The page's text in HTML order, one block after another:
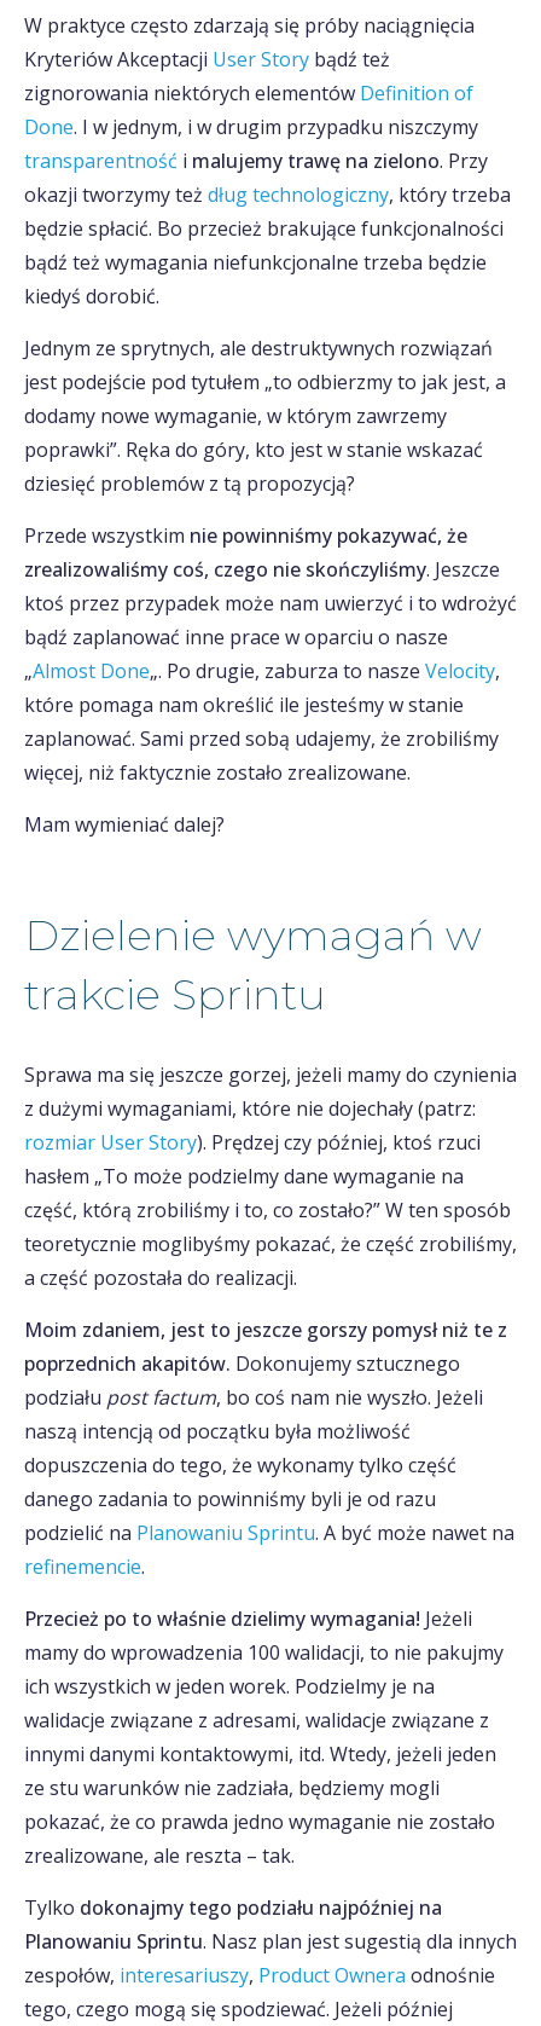
W praktyce często zdarzają się próby naciągnięcia
Kryteriów Akceptacji User Story bądź też
zignorowania niektórych elementów Definition of
Done. I w jednym, i w drugim przypadku niszczymy
transparentność i malujemy trawę na zielono. Przy
okazji tworzymy też dług technologiczny, który trzeba
będzie spłacić. Bo przecież brakujące funkcjonalności
bądź też wymagania niefunkcjonalne trzeba będzie
kiedyś dorobić.
Jednym ze sprytnych, ale destruktywnych rozwiązań
jest podejście pod tytułem „to odbierzmy to jak jest, a
dodamy nowe wymaganie, w którym zawrzemy
poprawki”. Ręka do góry, kto jest w stanie wskazać
dziesięć problemów z tą propozycją?
Przede wszystkim nie powinniśmy pokazywać, że
zrealizowaliśmy coś, czego nie skończyliśmy. Jeszcze
ktoś przez przypadek może nam uwierzyć i to wdrożyć
bądź zaplanować inne prace w oparciu o nasze
„Almost Done„. Po drugie, zaburza to nasze Velocity,
które pomaga nam określić ile jesteśmy w stanie
zaplanować. Sami przed sobą udajemy, że zrobiliśmy
więcej, niż faktycznie zostało zrealizowane.
Mam wymieniać dalej?
Dzielenie wymagań w
trakcie Sprintu
Sprawa ma się jeszcze gorzej, jeżeli mamy do czynienia
z dużymi wymaganiami, które nie dojechały (patrz:
rozmiar User Story). Prędzej czy później, ktoś rzuci
hasłem „To może podzielmy dane wymaganie na
część, którą zrobiliśmy i to, co zostało?” W ten sposób
teoretycznie moglibyśmy pokazać, że część zrobiliśmy,
a część pozostała do realizacji.
Moim zdaniem, jest to jeszcze gorszy pomysł niż te z
poprzednich akapitów. Dokonujemy sztucznego
podziału post factum, bo coś nam nie wyszło. Jeżeli
naszą intencją od początku była możliwość
dopuszczenia do tego, że wykonamy tylko część
danego zadania to powinniśmy byli je od razu
podzielić na Planowaniu Sprintu. A być może nawet na
refinemencie.
Przecież po to właśnie dzielimy wymagania! Jeżeli
mamy do wprowadzenia 100 walidacji, to nie pakujmy
ich wszystkich w jeden worek. Podzielmy je na
walidacje związane z adresami, walidacje związane z
innymi danymi kontaktowymi, itd. Wtedy, jeżeli jeden
ze stu warunków nie zadziała, będziemy mogli
pokazać, że co prawda jedno wymaganie nie zostało
zrealizowane, ale reszta – tak.
Tylko dokonajmy tego podziału najpóźniej na
Planowaniu Sprintu. Nasz plan jest sugestią dla innych
zespołów, interesariuszy, Product Ownera odnośnie
tego, czego mogą się spodziewać. Jeżeli później